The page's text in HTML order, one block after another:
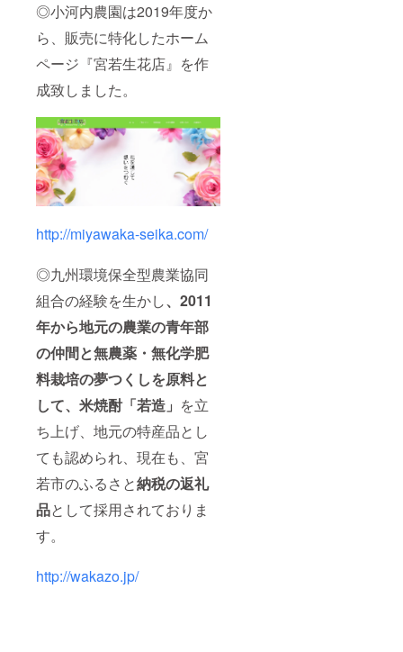
◎小河内農園は2019年度か
ら、販売に特化したホーム
ページ『宮若生花店』を作
成致しました。
http://miyawaka-seika.com/
◎九州環境保全型農業協同
組合の経験を生かし、2011
年から地元の農業の青年部
の仲間と無農薬・無化学肥
料栽培の夢つくしを原料と
して、米焼酎「若造」 を立
ち上げ、地元の特産品とし
ても認められ、現在も、宮
若市のふるさと納税の返礼
品として採用されておりま
す。
http://wakazo.jp/